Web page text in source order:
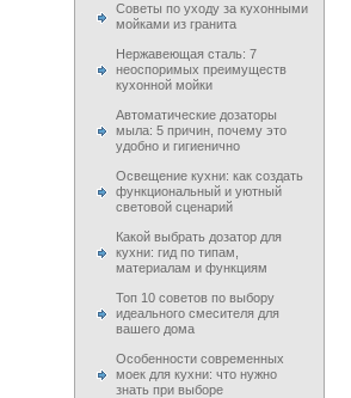
Советы по уходу за кухонными
мойками из гранита
Нержавеющая сталь: 7
неоспоримых преимуществ
кухонной мойки
Автоматические дозаторы
мыла: 5 причин, почему это
удобно и гигиенично
Освещение кухни: как создать
функциональный и уютный
световой сценарий
Какой выбрать дозатор для
кухни: гид по типам,
материалам и функциям
Топ 10 советов по выбору
идеального смесителя для
вашего дома
Особенности современных
моек для кухни: что нужно
знать при выборе